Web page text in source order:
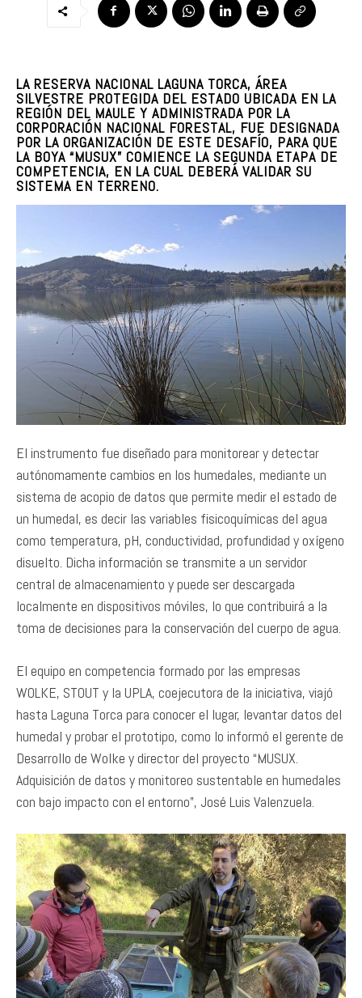
LA RESERVA NACIONAL LAGUNA TORCA, ÁREA
SILVESTRE PROTEGIDA DEL ESTADO UBICADA EN LA
REGIÓN DEL MAULE Y ADMINISTRADA POR LA
CORPORACIÓN NACIONAL FORESTAL, FUE DESIGNADA
POR LA ORGANIZACIÓN DE ESTE DESAFÍO, PARA QUE
LA BOYA “MUSUX” COMIENCE LA SEGUNDA ETAPA DE
COMPETENCIA, EN LA CUAL DEBERÁ VALIDAR SU
SISTEMA EN TERRENO.
El instrumento fue diseñado para monitorear y detectar
autónomamente cambios en los humedales, mediante un
sistema de acopio de datos que permite medir el estado de
un humedal, es decir las variables fisicoquímicas del agua
como temperatura, pH, conductividad, profundidad y oxígeno
disuelto. Dicha información se transmite a un servidor
central de almacenamiento y puede ser descargada
localmente en dispositivos móviles, lo que contribuirá a la
toma de decisiones para la conservación del cuerpo de agua.
El equipo en competencia formado por las empresas
WOLKE, STOUT y la UPLA, coejecutora de la iniciativa, viajó
hasta Laguna Torca para conocer el lugar, levantar datos del
humedal y probar el prototipo, como lo informó el gerente de
Desarrollo de Wolke y director del proyecto “MUSUX.
Adquisición de datos y monitoreo sustentable en humedales
con bajo impacto con el entorno”, José Luis Valenzuela.